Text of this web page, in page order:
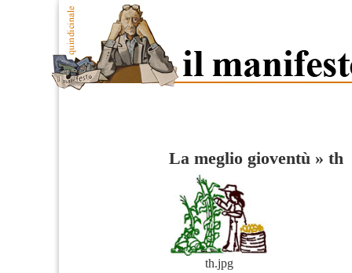
La meglio gioventù » th
th.jpg